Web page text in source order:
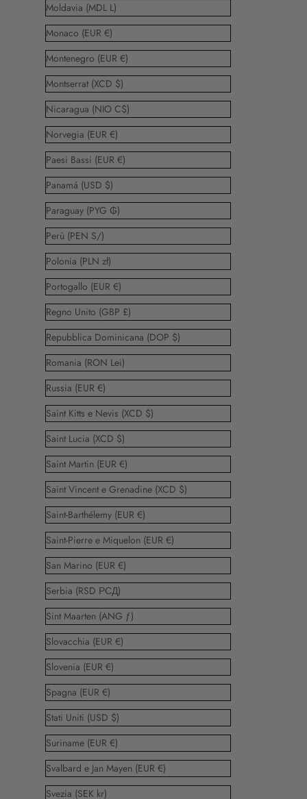
Moldavia (MDL L)
Monaco (EUR €)
Montenegro (EUR €)
Montserrat (XCD $)
Nicaragua (NIO C$)
Norvegia (EUR €)
Paesi Bassi (EUR €)
Panamá (USD $)
Paraguay (PYG ₲)
Perù (PEN S/)
Polonia (PLN zł)
Portogallo (EUR €)
Regno Unito (GBP £)
Repubblica Dominicana (DOP $)
Romania (RON Lei)
Russia (EUR €)
Saint Kitts e Nevis (XCD $)
Saint Lucia (XCD $)
Saint Martin (EUR €)
Saint Vincent e Grenadine (XCD $)
Saint-Barthélemy (EUR €)
Saint-Pierre e Miquelon (EUR €)
San Marino (EUR €)
Serbia (RSD РСД)
Sint Maarten (ANG ƒ)
Slovacchia (EUR €)
Slovenia (EUR €)
Spagna (EUR €)
Stati Uniti (USD $)
Suriname (EUR €)
Svalbard e Jan Mayen (EUR €)
Svezia (SEK kr)